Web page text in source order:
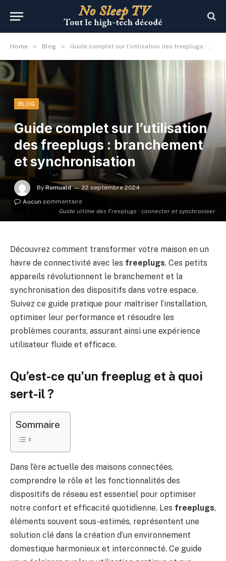
Home » Blog » Guide complet sur l’utilisation des freeplugs : branchement et synchronisation
Guide ultime des Freeplugs : connecter et synchroniser
BLOG
Guide complet sur l’utilisation
des freeplugs : branchement
et synchronisation
By Romuald
22 septembre 2024
Aucun commentaire
Découvrez comment transformer votre maison en un
havre de connectivité avec les freeplugs. Ces petits
appareils révolutionnent le branchement et la
synchronisation des dispositifs dans votre espace.
Suivez ce guide pratique pour maîtriser l’installation,
optimiser leur performance et résoudre les
problèmes courants, assurant ainsi une expérience
utilisateur fluide et efficace.
Qu’est-ce qu’un freeplug et à quoi
sert-il ?
Sommaire
Dans l’ère actuelle des maisons connectées,
comprendre le rôle et les fonctionnalités des
dispositifs de réseau est essentiel pour optimiser
notre confort et efficacité quotidienne. Les freeplugs,
éléments souvent sous-estimés, représentent une
solution clé dans la création d’un environnement
domestique harmonieux et interconnecté. Ce guide